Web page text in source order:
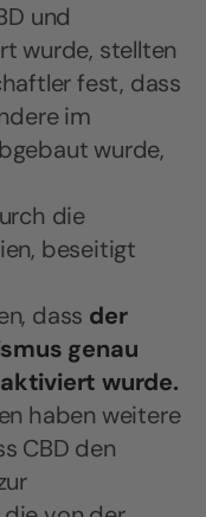
und
wurde, stellten
fest, dass
im
wurde,
die
beseitigt
dass der
genau
wurde.
haben weitere
CBD den